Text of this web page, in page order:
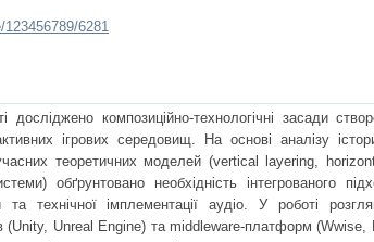
6281
композиційно-технологічні засади
ігрових середовищ. На основі аналізу
теоретичних моделей (vertical layering,
обґрунтовано необхідність інтегрованого
технічної імплементації аудіо. У роботі
(Unity, Unreal Engine) та middleware-платформ (Wwise,